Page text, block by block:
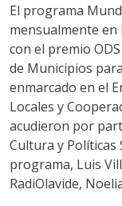
El programa
mensualmente en
con el premio
de Municipios
enmarcado en el
Locales y
acudieron por
Cultura y Políticas
programa, Luis
RadiOlavide,